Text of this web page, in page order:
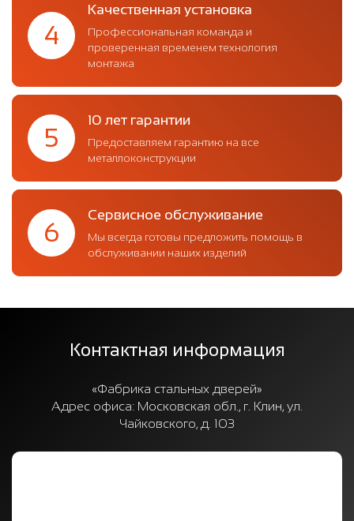
4
Качественная установка
Профессиональная команда и
проверенная временем технология
монтажа
5
10 лет гарантии
Предоставляем гарантию на все
металлоконструкции
6
Сервисное обслуживание
Мы всегда готовы предложить помощь в
обслуживании наших изделий
Контактная информация
«Фабрика стальных дверей»
Адрес офиса: Московская обл., г. Клин, ул.
Чайковского, д. 103